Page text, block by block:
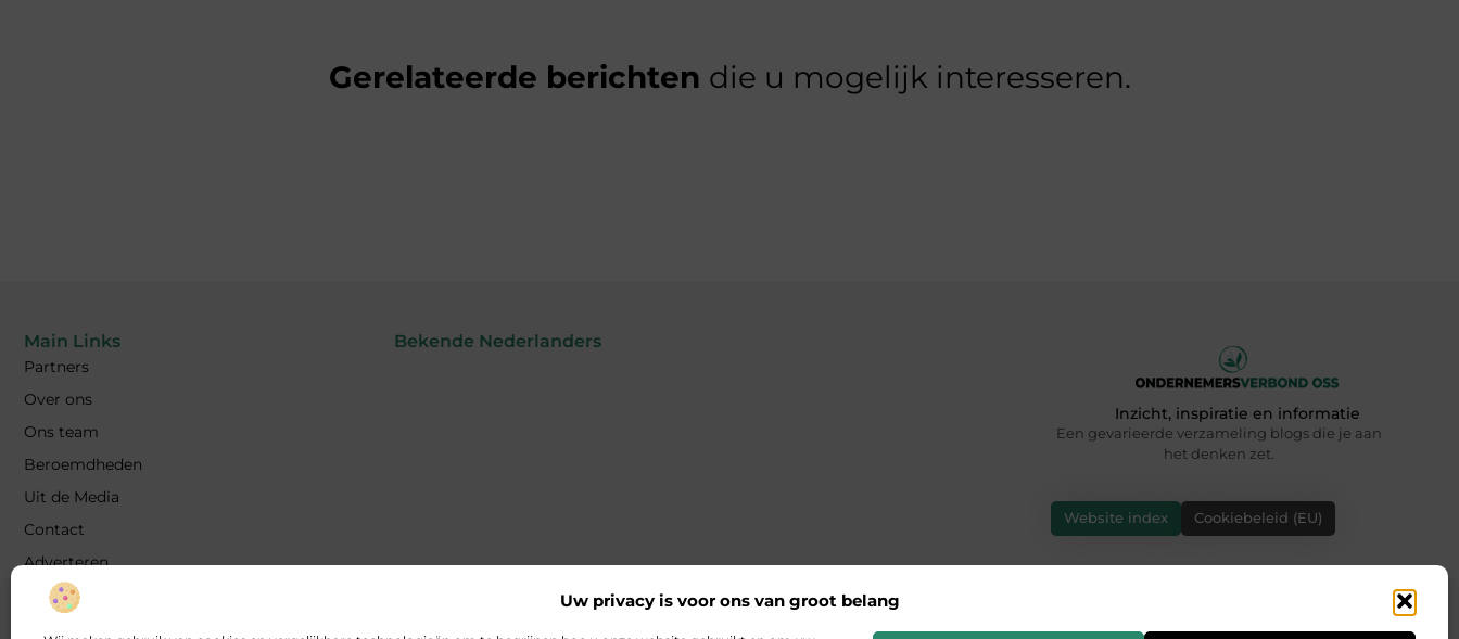
Uw privacy is voor ons van groot belang
Gerelateerde berichten die u mogelijk interesseren.
Main Links
Partners
Over ons
Ons team
Beroemdheden
Uit de Media
Contact
Adverteren
Linkbuilding kopen: de feiten, risico’s en
wanneer het wél of niet slim is
Bekende Nederlanders
Inzicht, inspiratie en informatie
Een gevarieerde verzameling blogs die je aan
het denken zet.
Website index Cookiebeleid (EU)